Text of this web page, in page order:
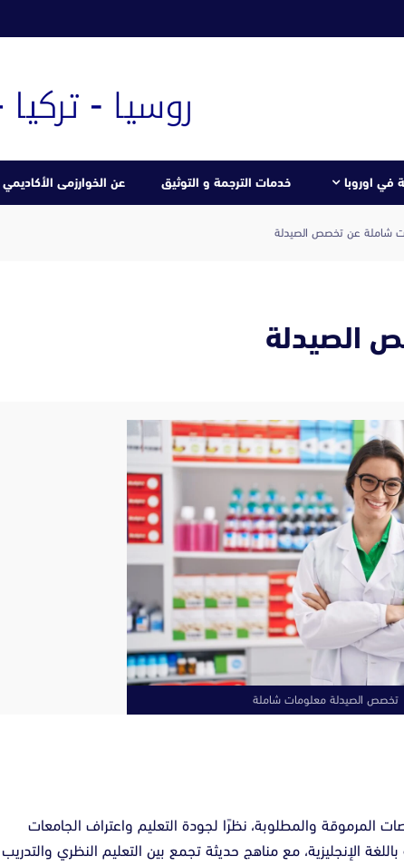
في اوروبا خدمات الترجمة و التوثيق عن الخوارزمى الأكاديمي
شاملة عن تخصص الصيدلة
الصيدلة
تخصص الصيدلة معلومات شاملة
المرموقة والمطلوبة، نظرًا لجودة التعليم واعتراف الجامعات
الإنجليزية، مع مناهج حديثة تجمع بين التعليم النظري والتدريب